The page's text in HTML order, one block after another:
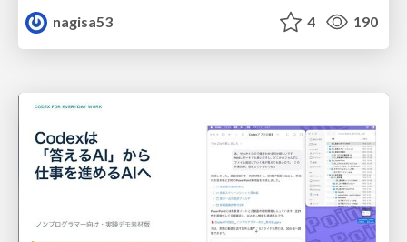
nagisa53
4 190